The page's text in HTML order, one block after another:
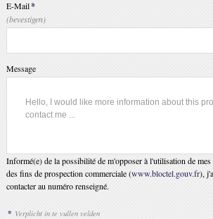
E-Mail*
(bevestigen)
Message
Informé(e) de la possibilité de m'opposer à l'utilisation de
des fins de prospection commerciale (www.bloctel.gouv.fr),
contacter au numéro renseigné.
* Verplicht in te vullen velden